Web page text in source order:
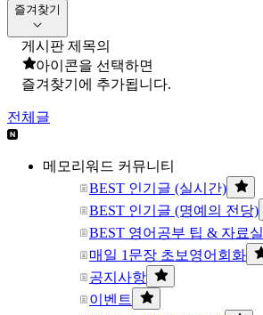
즐겨찾기
게시판 제목의
아이콘을 선택하면
즐겨찾기에 추가됩니다.
전체글
메모리워드 커뮤니티
BEST 인기글 (실시간)
BEST 인기글 (명예의 전당)
BEST 영어공부 팁 & 자료실
매일 1문장 초보영어회화
공지사항
이벤트